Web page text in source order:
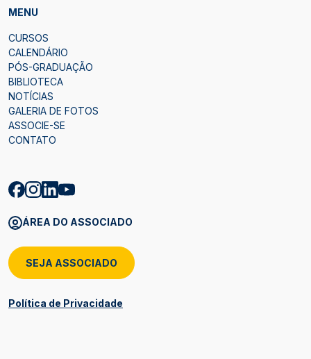
MENU
CURSOS
CALENDÁRIO
PÓS-GRADUAÇÃO
BIBLIOTECA
NOTÍCIAS
GALERIA DE FOTOS
ASSOCIE-SE
CONTATO
ÁREA DO ASSOCIADO
SEJA ASSOCIADO
Política de Privacidade